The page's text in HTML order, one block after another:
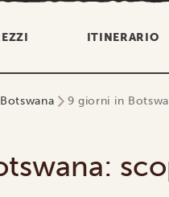
ITINERARIO
9 giorni in